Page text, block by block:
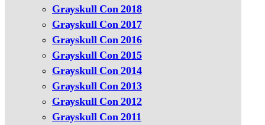
Grayskull Con 2018
Grayskull Con 2017
Grayskull Con 2016
Grayskull Con 2015
Grayskull Con 2014
Grayskull Con 2013
Grayskull Con 2012
Grayskull Con 2011